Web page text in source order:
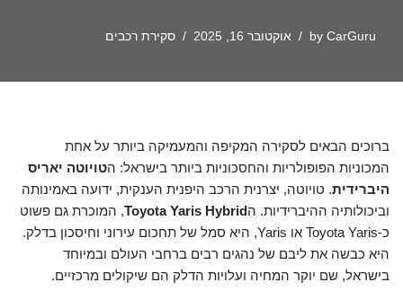
by CarGuru אוקטובר 16, 2025 סקירת רכבים
ברוכים הבאים לסקירה המקיפה והמעמיקה ביותר על אחת
המכוניות הפופולריות והחסכוניות ביותר בישראל: הטויוטה יאריס
היברידית. טויוטה, יצרנית הרכב היפנית הענקית, ידועה באמינותה
וביכולותיה ההיברידיות. הToyota Yaris Hybrid, המוכרת גם פשוט
כ-Toyota Yaris או Yaris, היא סמל של תחכום עירוני וחיסכון בדלק.
היא כבשה את ליבם של נהגים רבים ברחבי העולם ובמיוחד
בישראל, שם יוקר המחיה ועלויות הדלק הם שיקולים מרכזיים.